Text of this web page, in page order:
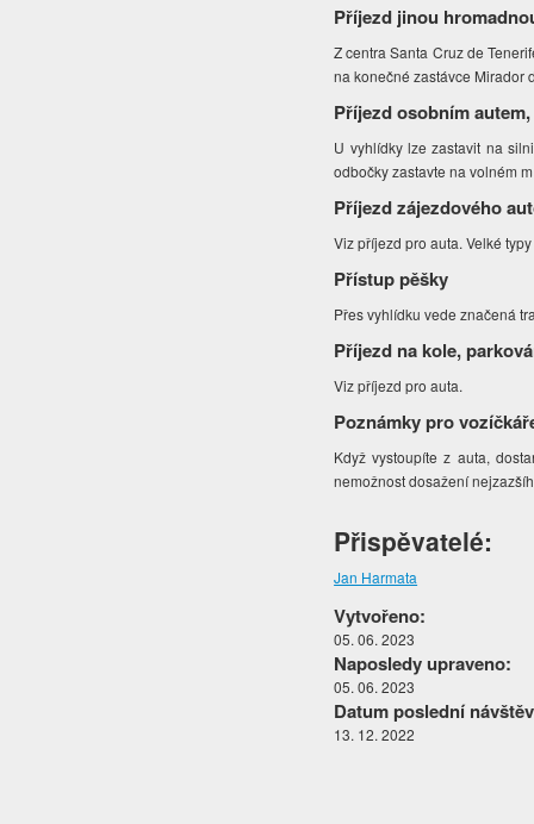
Příjezd jinou
Z centra Santa Cruz de
na konečné zastávce
Příjezd osobním
U vyhlídky lze zastavit na
odbočky zastavte na volném
Příjezd zájezdového
Viz příjezd pro auta. Velké
Přístup pěšky
Přes vyhlídku vede značená
Příjezd na kole,
Viz příjezd pro auta.
Poznámky pro
Když vystoupíte z auta,
nemožnost dosažení
Přispěvatelé:
Jan Harmata
Vytvořeno:
05. 06. 2023
Naposledy upraveno:
05. 06. 2023
Datum poslední
13. 12. 2022